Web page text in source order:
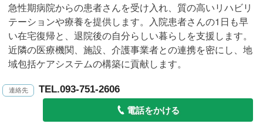
急性期病院からの患者さんを受け入れ、質の高いリハビリ
テーションや療養を提供します。入院患者さんの1日も早
い在宅復帰と、退院後の自分らしい暮らしを支援します。
近隣の医療機関、施設、介護事業者との連携を密にし、地
域包括ケアシステムの構築に貢献します。
TEL.093-751-2606
電話をかける